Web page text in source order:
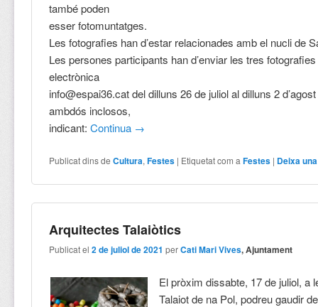
també poden
esser fotomuntatges.
Les fotografies han d’estar relacionades amb el nucli de
Les persones participants han d’enviar les tres fotografies
electrònica
info@espai36.cat del dilluns 26 de juliol al dilluns 2
ambdós inclosos,
indicant:Continua →
Publicat dins de Cultura,Festes | Etiquetat com a Festes | Deixa
Arquitectes Talaiòtics
Publicat el2 de juliol de 2021 perCati Mari Vives, Ajuntament
El pròxim dissabte, 17 de juliol, a
Talaiot de na Pol, podreu gaudir